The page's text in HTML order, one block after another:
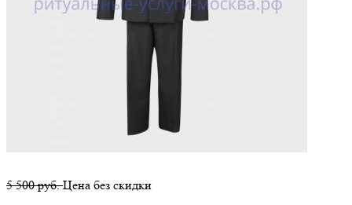
5 500 руб.Цена без скидки